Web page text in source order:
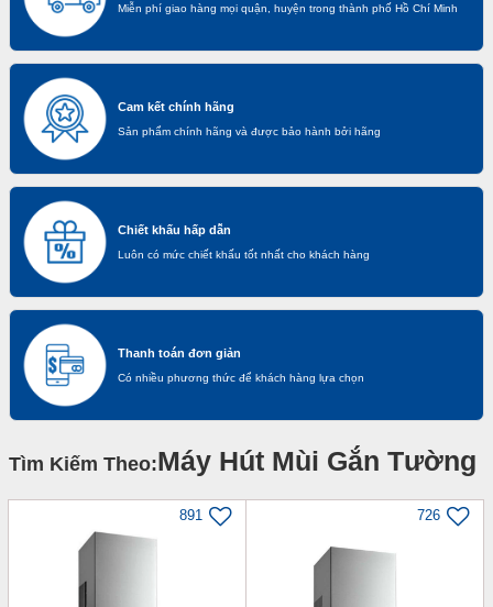
Miễn phí giao hàng mọi quận, huyện trong thành phố Hồ Chí Minh
Cam kết chính hãng
Sản phẩm chính hãng và được bảo hành bởi hãng
Chiết khấu hấp dẫn
Luôn có mức chiết khấu tốt nhất cho khách hàng
Thanh toán đơn giản
Có nhiều phương thức để khách hàng lựa chọn
Tìm Kiếm Theo:Máy Hút Mùi Gắn Tường
891 726